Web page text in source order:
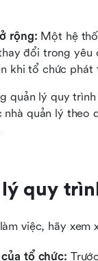
rộng: Một hệ
đổi trong
khi tổ chức phát
quản lý quy
quản lý theo
quy
việc, hãy xem
tổ chức: